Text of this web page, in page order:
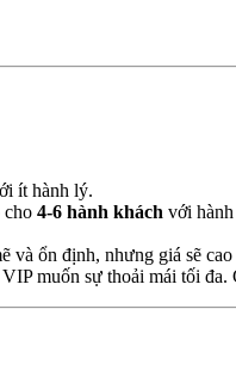
ít hành lý.
4-6 hành khách với
và ổn định, nhưng giá sẽ cao
muốn sự thoải mái tối đa.